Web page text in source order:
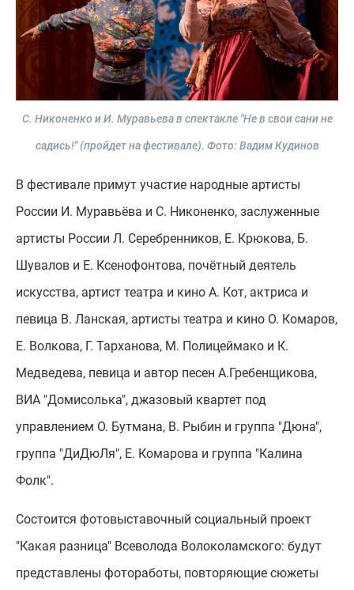
С. Никоненко и И. Муравьева в спектакле "Не в свои сани не
садись!" (пройдет на фестивале). Фото: Вадим Кудинов
В фестивале примут участие народные артисты
России И. Муравьёва и С. Никоненко, заслуженные
артисты России Л. Серебренников, Е. Крюкова, Б.
Шувалов и Е. Ксенофонтова, почётный деятель
искусства, артист театра и кино А. Кот, актриса и
певица В. Ланская, артисты театра и кино О. Комаров,
Е. Волкова, Г. Тарханова, М. Полицеймако и К.
Медведева, певица и автор песен А.Гребенщикова,
ВИА "Домисолька", джазовый квартет под
управлением О. Бутмана, В. Рыбин и группа "Дюна",
группа "ДиДюЛя", Е. Комарова и группа "Калина
Фолк".
Состоится фотовыставочный социальный проект
"Какая разница" Всеволода Волоколамского: будут
представлены фотоработы, повторяющие сюжеты